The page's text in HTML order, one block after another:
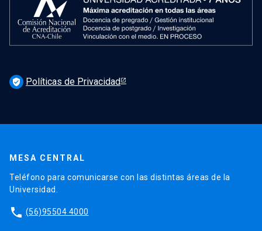
verified_user Políticas de Privacidad
MESA CENTRAL
Teléfono para comunicarse con las distintas áreas de la
Universidad.
phone (56)95504 4000